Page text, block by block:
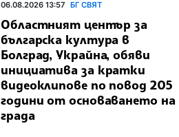
06.08.2026 13:57 БГ СВЯТ
Областният център за
българска култура в
Болград, Украйна, обяви
инициатива за кратки
видеоклипове по повод 205
години от основаването на
града